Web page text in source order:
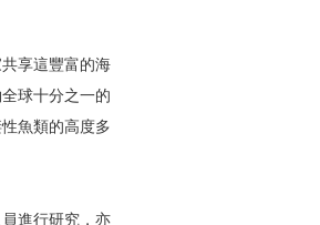
享這豐富的海
球十分之一的
魚類的高度多
進行研究，亦